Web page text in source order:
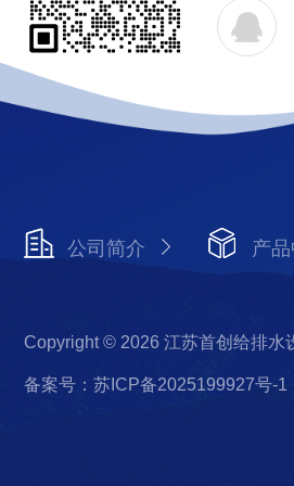
公司简介 产
Copyright © 2026 江苏首创给排水
备案号：苏ICP备2025199927号-1